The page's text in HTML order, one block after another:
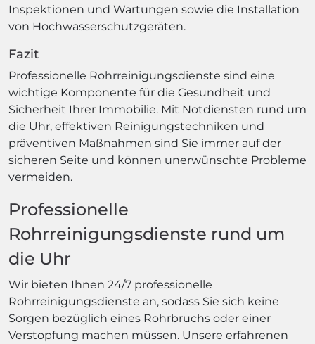
Inspektionen und Wartungen sowie die Installation
von Hochwasserschutzgeräten.
Fazit
Professionelle Rohrreinigungsdienste sind eine
wichtige Komponente für die Gesundheit und
Sicherheit Ihrer Immobilie. Mit Notdiensten rund um
die Uhr, effektiven Reinigungstechniken und
präventiven Maßnahmen sind Sie immer auf der
sicheren Seite und können unerwünschte Probleme
vermeiden.
Professionelle
Rohrreinigungsdienste rund um
die Uhr
Wir bieten Ihnen 24/7 professionelle
Rohrreinigungsdienste an, sodass Sie sich keine
Sorgen bezüglich eines Rohrbruchs oder einer
Verstopfung machen müssen. Unsere erfahrenen